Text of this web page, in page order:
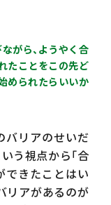
がら、ようやく合
たことをこの先ど
められたらいいか
バリアのせいだ
う視点から「合
できたことはい
リアがあるのが